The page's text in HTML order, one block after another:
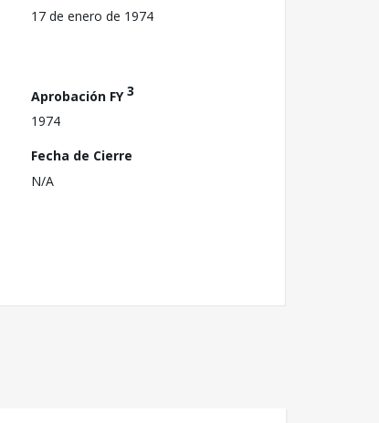
17 de enero de 1974
Aprobación FY3
1974
Fecha de Cierre
N/A